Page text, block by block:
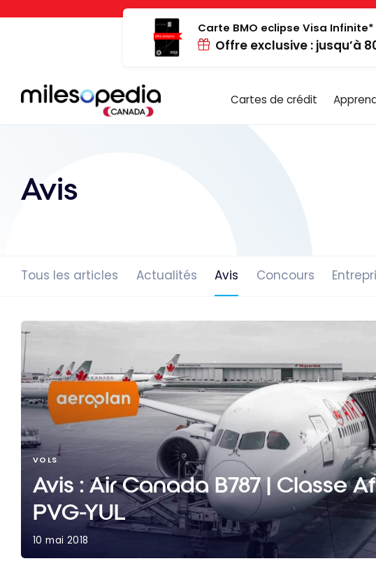
Panneau de gestion des cookies
Carte BMO eclipse Visa Infinite*
Offre exclusive : jusqu’à
Cartes de crédit
Avis
Tous les articles Actualités Avis Concours
VOLS
Avis : Air Canada B787 | Classe
PVG-YUL
10 mai 2018